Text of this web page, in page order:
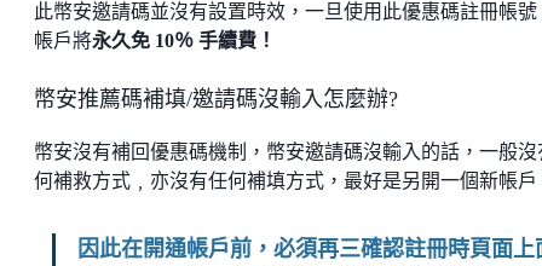
此幣安邀請碼並沒有設置時效，一旦使用此優惠碼註冊帳號
帳戶將永久免 10％ 手續費！
幣安推薦碼補填/邀請碼沒輸入怎麼辦?
幣安沒有補回優惠碼機制，幣安邀請碼沒輸入的話，一般沒
何補救方式﹐亦沒有任何補填方式，最好是另開一個新帳戶
因此在開通帳戶前，必須再三確認註冊時頁面上